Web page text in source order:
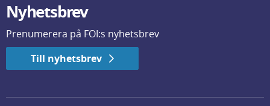
Nyhetsbrev
Prenumerera på FOI:s nyhetsbrev
Till nyhetsbrev